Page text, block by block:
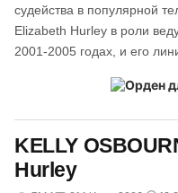
судейства в популярной
Elizabeth Hurley в роли
2001-2005 годах, и его
KELLY
Hurley